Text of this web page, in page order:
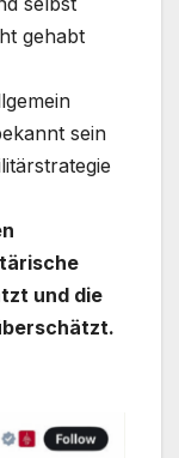
gehabt
sein
und die